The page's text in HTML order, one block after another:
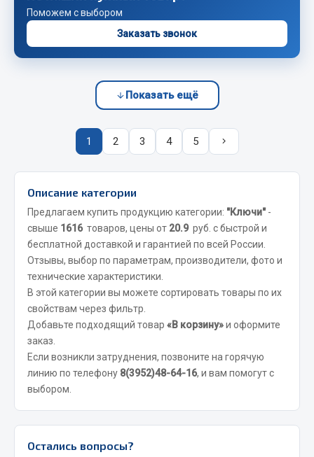
Подвеска
Двигатель
Система охлаждения
Тормозная система
Показать ещё
Фильтры
JSB
Mann-filter
Автоторг
Дифа
Цитрон
Фильтры DONALDSON
Поможем с выбором
Заказать звонок
Показать ещё
1 2 3 4 5
Описание категории
Предлагаем купить продукцию категории: "Ключи"-
свыше 1616 товаров, цены от 20.9 руб. с быстрой и
бесплатной доставкой и гарантией по всей России.
Отзывы, выбор по параметрам, производители, фото и
технические характеристики.
В этой категории вы можете сортировать товары по их
свойствам через фильтр.
Добавьте подходящий товар «В корзину»и оформите
заказ.
Если возникли затруднения, позвоните на горячую
линию по телефону 8(3952)48-64-16, и вам помогут с
выбором.
Остались вопросы?